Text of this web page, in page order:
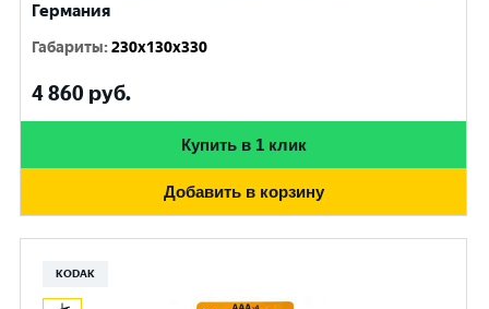
Германия
Габариты:230x130x330
4 860 руб.
Купить в 1 клик
Добавить в корзину
KODAK